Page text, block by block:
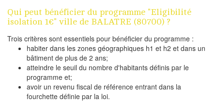
Qui peut bénéficier du programme "Eligibilité
isolation 1€" ville de BALATRE (80700) ?
Trois critères sont essentiels pour bénéficier du programme :
habiter dans les zones géographiques h1 et h2 et dans un
bâtiment de plus de 2 ans;
atteindre le seuil du nombre d'habitants définis par le
programme et;
avoir un revenu fiscal de référence entrant dans la
fourchette définie par la loi.